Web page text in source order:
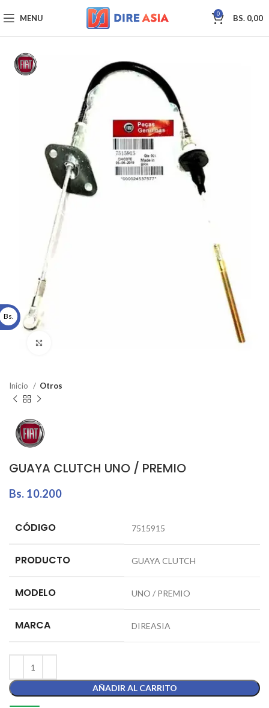
MENU 0 BS. 0,00
Inicio Otros
GUAYA CLUTCH UNO / PREMIO
Bs. 10.200
CÓDIGO 7515915
PRODUCTO GUAYA CLUTCH
MODELO UNO / PREMIO
MARCA DIREASIA
AÑADIR AL CARRITO
Bs.